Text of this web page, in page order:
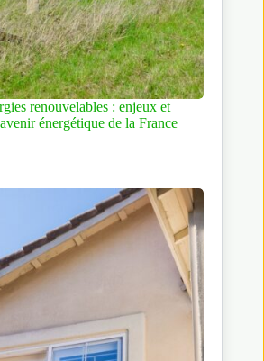
renouvelables : enjeux et
énergétique de la France